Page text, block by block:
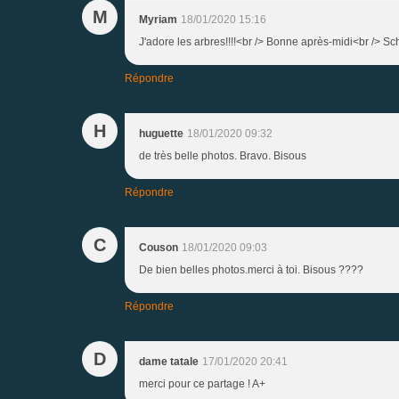
M Myriam 18/01/2020 15:16
J'adore les arbres!!!!<br /> Bonne après-midi<br />
Répondre
H huguette 18/01/2020 09:32
de très belle photos. Bravo. Bisous
Répondre
C Couson 18/01/2020 09:03
De bien belles photos.merci à toi. Bisous ????
Répondre
D dame tatale 17/01/2020 20:41
merci pour ce partage ! A+